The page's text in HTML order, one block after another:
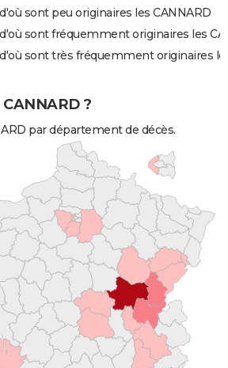
sont peu originaires les CANNARD
sont fréquemment originaires les
sont très fréquemment originaires
?
par département de décès.